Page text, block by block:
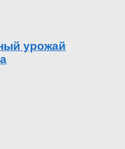
урожай